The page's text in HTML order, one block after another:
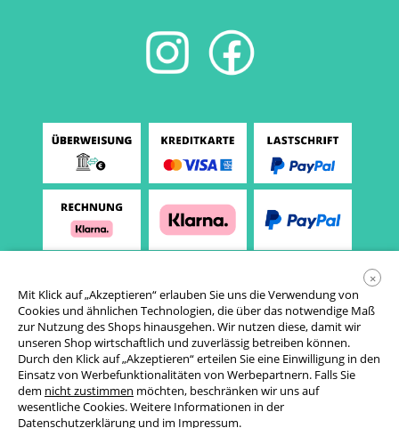
AGB
Datenschutzerklärung
×
Mit Klick auf „Akzeptieren“ erlauben Sie uns die Verwendung von
Cookies und ähnlichen Technologien, die über das notwendige Maß
zur Nutzung des Shops hinausgehen. Wir nutzen diese, damit wir
unseren Shop wirtschaftlich und zuverlässig betreiben können.
Durch den Klick auf „Akzeptieren“ erteilen Sie eine Einwilligung in den
Einsatz von Werbefunktionalitäten von Werbepartnern. Falls Sie
dem nicht zustimmen möchten, beschränken wir uns auf
wesentliche Cookies. Weitere Informationen in der
Datenschutzerklärung und im Impressum.